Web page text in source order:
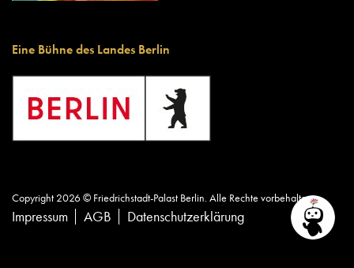
Eine Bühne des Landes Berlin
Copyright 2026 © Friedrichstadt-Palast Berlin. Alle Rechte vorbehalten.
Impressum AGB Datenschutzerklärung